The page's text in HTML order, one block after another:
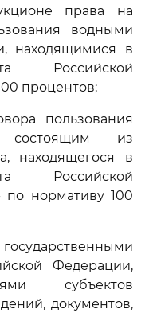
права на
водными
находящимися в
Российской
процентов;
пользования
состоящим из
находящегося в
Российской
нормативу 100
Федерации,
субъектов
документов,